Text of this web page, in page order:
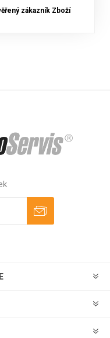
zákazník Zboží